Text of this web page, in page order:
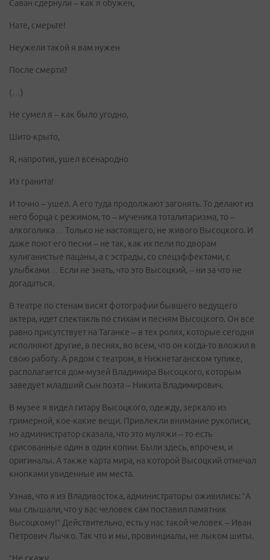
Саван сдернули – как я обужен,
Нате, смерьте!
Неужели такой я вам нужен
После смерти?
(…)
Не сумел я – как было угодно,
Шито-крыто,
Я, напротив, ушел всенародно
Из гранита!
И точно – ушел. А его туда продолжают загонять. То делают из
него борца с режимом, то – мученика тоталитаризма, то –
алкоголика… Только не настоящего, не живого Высоцкого. И
даже поют его песни – не так, как их пели по дворам
хулиганистые пацаны, а с эстрады, со спецэффектами, с
улыбками… Если не знать, что это Высоцкий, – ни за что не
догадаться.
В театре по стенам висят фотографии бывшего ведущего
актера, идет спектакль по стихам и песням Высоцкого. Он все
равно присутствует на Таганке – в тех ролях, которые сегодня
исполняют другие, в песнях, во всем, что он когда-то вложил в
свою работу. А рядом с театром, в Нижнетаганском тупике,
располагается дом-музей Владимира Высоцкого, которым
заведует младший сын поэта – Никита Владимирович.
В музее я видел гитару Высоцкого, одежду, зеркало из
гримерной, кое-какие вещи. Привлекли внимание рукописи,
но администратор сказала, что это муляжи – то есть
срисованные один в один копии. Были здесь, впрочем, и
оригиналы. А также карта мира, на которой Высоцкий отмечал
кнопками увиденные им места.
Узнав, что я из Владивостока, администраторы оживились: “А
мы слышали, что у вас человек сам поставил памятник
Высоцкому!” Действительно, есть у нас такой человек – Иван
Петрович Лычко. Так что и мы, провинциалы, не лыком шиты.